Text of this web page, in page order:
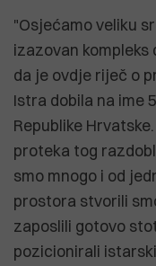
"Osjećamo veliku
izazovan kompleks
da je ovdje riječ o
Istra dobila na ime
Republike
proteka tog
smo mnogo i od
prostora stvorili
zaposlili gotovo
pozicionirali